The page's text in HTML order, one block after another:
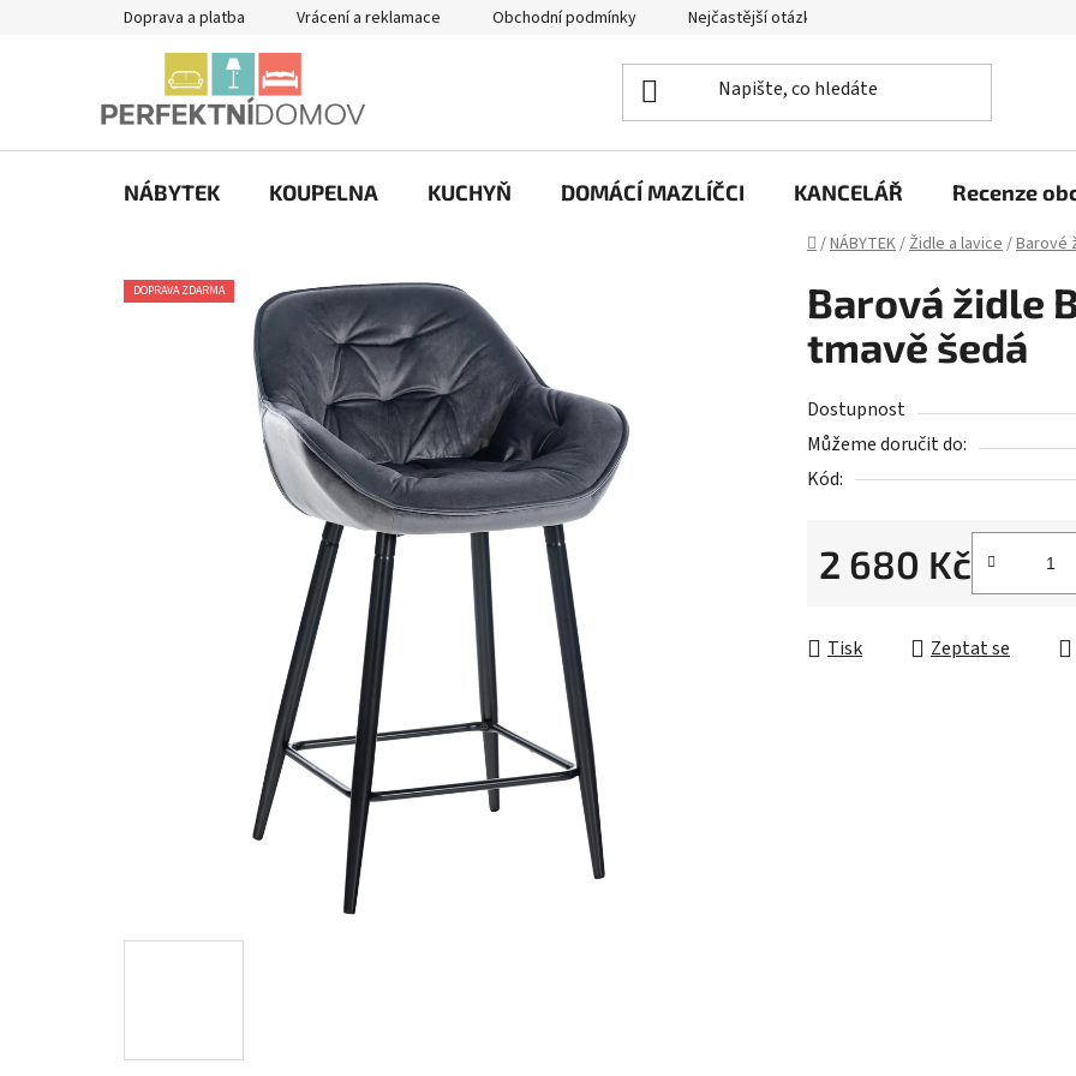
Doprava a platba Vrácení a reklamace Obchodní podmínky Nejčastější otázky
NÁBYTEK KOUPELNA KUCHYŇ DOMÁCÍ MAZLÍČCI KANCELÁŘ Recenze
Domů
/NÁBYTEK/Židle a lavice/Barové
Barová židle
tmavě šedá
Dostupnost
Můžeme doručit do:
Kód:
2 680 Kč
Tisk Zeptat se
DOPRAVA ZDARMA